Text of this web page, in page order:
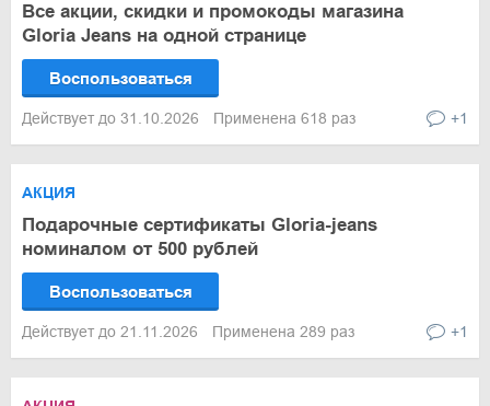
Все акции, скидки и промокоды магазина
Gloria Jeans на одной странице
Воспользоваться
Действует до 31.10.2026 Применена 618 раз +1
АКЦИЯ
Подарочные сертификаты Gloria-jeans
номиналом от 500 рублей
Воспользоваться
Действует до 21.11.2026 Применена 289 раз +1